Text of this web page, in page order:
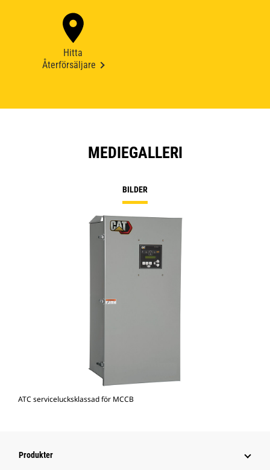
Hitta
Återförsäljare
MEDIEGALLERI
BILDER
ATC servicelucksklassad för MCCB
Produkter